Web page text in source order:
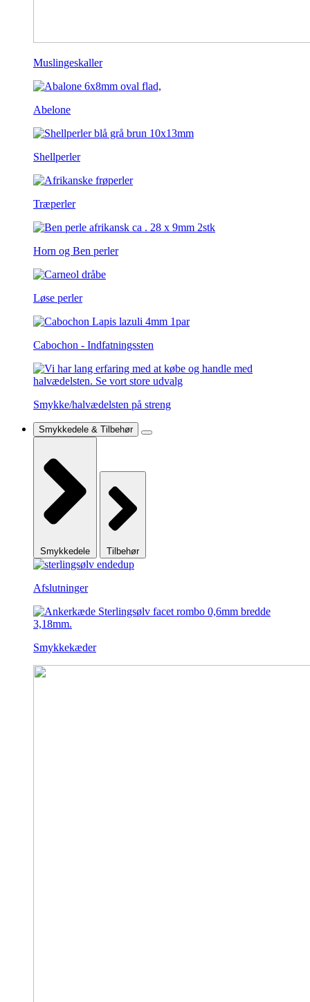
Muslingeskaller
Abelone
Shellperler
Træperler
Horn og Ben perler
Løse perler
Cabochon - Indfatningssten
Smykke/halvædelsten på streng
Smykkedele & Tilbehør
Smykkedele Tilbehør
Afslutninger
Smykkekæder